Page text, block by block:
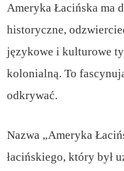
Ameryka Łacińska ma
historyczne,
językowe i kulturowe
kolonialną. To
odkrywać.
Nazwa „Ameryka
łacińskiego, który był